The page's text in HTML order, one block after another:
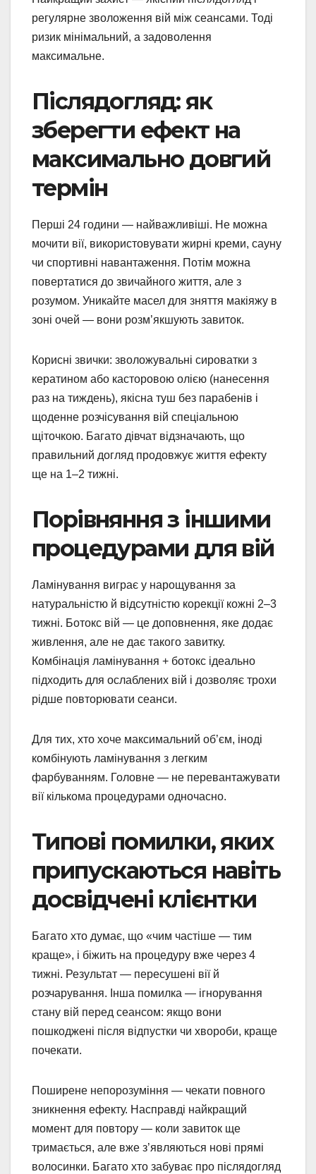
регулярне зволоження вій між сеансами. Тоді
ризик мінімальний, а задоволення
максимальне.
Післядогляд: як
зберегти ефект на
максимально довгий
термін
Перші 24 години — найважливіші. Не можна
мочити вії, використовувати жирні креми, сауну
чи спортивні навантаження. Потім можна
повертатися до звичайного життя, але з
розумом. Уникайте масел для зняття макіяжу в
зоні очей — вони розм’якшують завиток.
Корисні звички: зволожувальні сироватки з
кератином або касторовою олією (нанесення
раз на тиждень), якісна туш без парабенів і
щоденне розчісування вій спеціальною
щіточкою. Багато дівчат відзначають, що
правильний догляд продовжує життя ефекту
ще на 1–2 тижні.
Порівняння з іншими
процедурами для вій
Ламінування виграє у нарощування за
натуральністю й відсутністю корекції кожні 2–3
тижні. Ботокс вій — це доповнення, яке додає
живлення, але не дає такого завитку.
Комбінація ламінування + ботокс ідеально
підходить для ослаблених вій і дозволяє трохи
рідше повторювати сеанси.
Для тих, хто хоче максимальний об’єм, іноді
комбінують ламінування з легким
фарбуванням. Головне — не перевантажувати
вії кількома процедурами одночасно.
Типові помилки, яких
припускаються навіть
досвідчені клієнтки
Багато хто думає, що «чим частіше — тим
краще», і біжить на процедуру вже через 4
тижні. Результат — пересушені вії й
розчарування. Інша помилка — ігнорування
стану вій перед сеансом: якщо вони
пошкоджені після відпустки чи хвороби, краще
почекати.
Поширене непорозуміння — чекати повного
зникнення ефекту. Насправді найкращий
момент для повтору — коли завиток ще
тримається, але вже з’являються нові прямі
волосинки. Багато хто забуває про післядогляд